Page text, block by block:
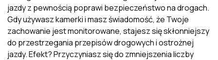
jazdy z pewnością poprawi bezpieczeństwo na drogach.
Gdy używasz kamerki i masz świadomość, że Twoje
zachowanie jest monitorowane, stajesz się skłonniejszy
do przestrzegania przepisów drogowych i ostrożnej
jazdy. Efekt? Przyczyniasz się do zmniejszenia liczby